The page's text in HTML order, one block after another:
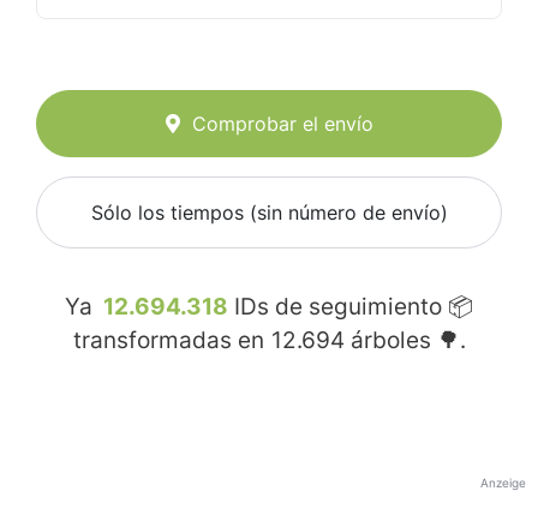
Comprobar el envío
Sólo los tiempos (sin número de envío)
Ya 12.694.318 IDs de seguimiento 📦
transformadas en 12.694 árboles 🌳.
Anzeige